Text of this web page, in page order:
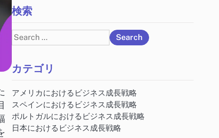
検索
Search
for:
カテゴリ
アメリカにおけるビジネス成長戦略
スペインにおけるビジネス成長戦略
ポルトガルにおけるビジネス成長戦略
日本におけるビジネス成長戦略